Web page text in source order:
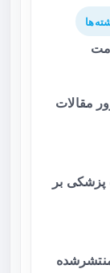
مقالات
پزشکی بر